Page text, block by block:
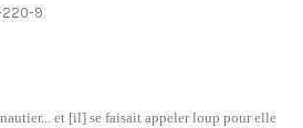
9
et [il] se faisait appeler loup pour elle